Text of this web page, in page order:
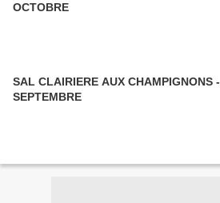
OCTOBRE
SAL CLAIRIERE AUX CHAMPIGNONS -
SEPTEMBRE